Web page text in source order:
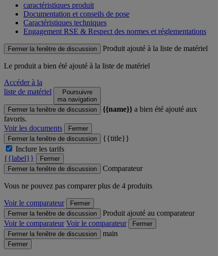
caractéristiques produit
Documentation et conseils de pose
Caractéristiques techniques
Engagement RSE & Respect des normes et réglementations
Fermer la fenêtre de discussion Produit ajouté à la liste de matériel
Le produit a bien été ajouté à la liste de matériel
Accéder à la
liste de matériel
Poursuivre
ma navigation
Fermer la fenêtre de discussion
{{name}} a bien été ajouté aux
favoris.
Voir les documents
Fermer
Fermer la fenêtre de discussion
{{title}}
Inclure les tarifs
{{label}}
Fermer
Fermer la fenêtre de discussion
Comparateur
Vous ne pouvez pas comparer plus de 4 produits
Voir le comparateur
Fermer
Fermer la fenêtre de discussion
Produit ajouté au comparateur
Voir le comparateur Voir le comparateur
Fermer
Fermer la fenêtre de discussion
main
Fermer